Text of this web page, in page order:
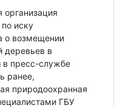
иску
о возмещении
деревьев в
в пресс-службе
ранее,
природоохранная
ГБУ